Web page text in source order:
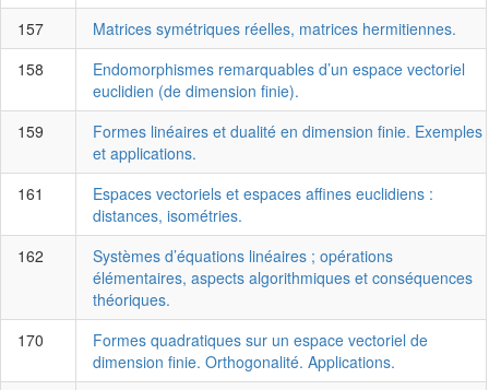
157
Matrices symétriques réelles, matrices hermitiennes.
158
Endomorphismes remarquables d’un espace vectoriel
euclidien (de dimension finie).
159
Formes linéaires et dualité en dimension finie. Exemples
et applications.
161
Espaces vectoriels et espaces affines euclidiens :
distances, isométries.
162
Systèmes d’équations linéaires ; opérations
élémentaires, aspects algorithmiques et conséquences
théoriques.
170
Formes quadratiques sur un espace vectoriel de
dimension finie. Orthogonalité. Applications.